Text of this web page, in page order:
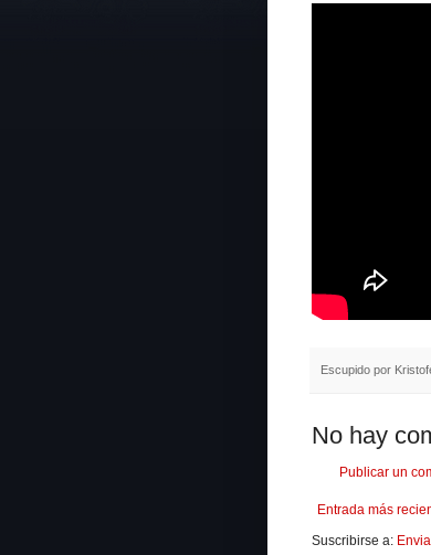
Escupido por
No hay
Publicar un
Entrada más
Suscribirse a: